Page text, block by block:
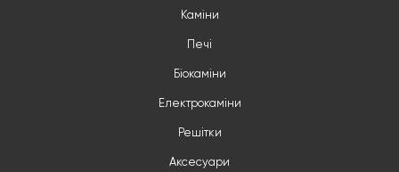
Каміни
Печі
Біокаміни
Електрокаміни
Решітки
Аксесуари